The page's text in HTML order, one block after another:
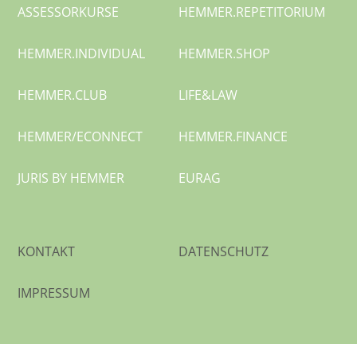
ASSESSORKURSE HEMMER.REPETITORIUM
HEMMER.INDIVIDUAL HEMMER.SHOP
HEMMER.CLUB LIFE&LAW
HEMMER/ECONNECT HEMMER.FINANCE
JURIS BY HEMMER EURAG
KONTAKT DATENSCHUTZ
IMPRESSUM